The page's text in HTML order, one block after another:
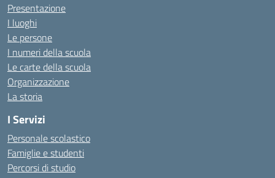
Presentazione
I luoghi
Le persone
I numeri della scuola
Le carte della scuola
Organizzazione
La storia
I Servizi
Personale scolastico
Famiglie e studenti
Percorsi di studio